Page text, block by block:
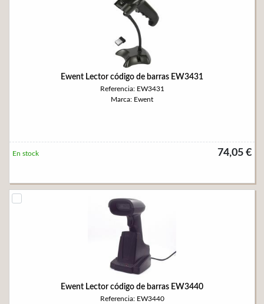
Ewent Lector código de barras EW3431
Referencia: EW3431
Marca: Ewent
74,05 €
En stock
Ewent Lector código de barras EW3440
Referencia: EW3440